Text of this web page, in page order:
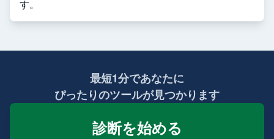
す。
最短1分であなたに
ぴったりのツールが見つかります
診断を始める